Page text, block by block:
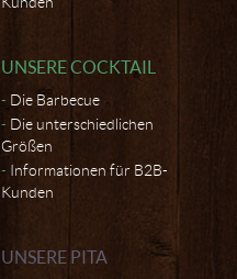
UNSERE COCKTAIL
Die Barbecue
Die unterschiedlichen
Größen
Informationen für B2B-
Kunden
UNSERE PITA